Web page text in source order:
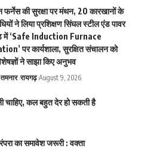
की सुरक्षा पर मंथन, 20 कारखानों के
ने लिया प्रशिक्षण सिंघल स्टील एंड पावर
में ‘Safe Induction Furnace
पर कार्यशाला, सुरक्षित संचालन को
ने साझा किए अनुभव
तमनार रायगढ़ August 9, 2026
कल बहुत देर हो सकती है
का समावेश जरूरी : वक्ता